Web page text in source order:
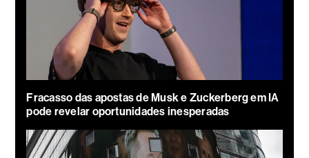
Fracasso das apostas de Musk e Zuckerberg em IA
pode revelar oportunidades inesperadas